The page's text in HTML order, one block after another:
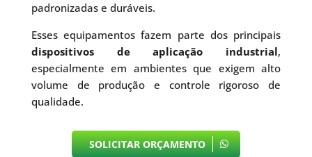
padronizadas e duráveis.
Esses equipamentos fazem parte dos principais
dispositivos de aplicação industrial,
especialmente em ambientes que exigem alto
volume de produção e controle rigoroso de
qualidade.
SOLICITAR ORÇAMENTO